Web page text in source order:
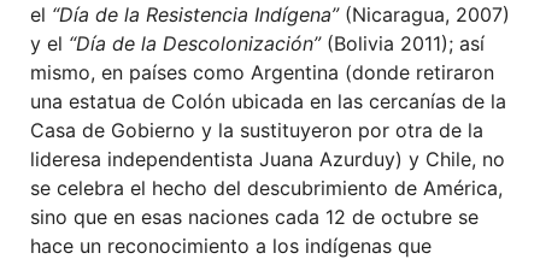
el “Día de la Resistencia Indígena”(Nicaragua, 2007)
y el “Día de la Descolonización”(Bolivia 2011); así
mismo, en países como Argentina (donde retiraron
una estatua de Colón ubicada en las cercanías de la
Casa de Gobierno y la sustituyeron por otra de la
lideresa independentista Juana Azurduy) y Chile, no
se celebra el hecho del descubrimiento de América,
sino que en esas naciones cada 12 de octubre se
hace un reconocimiento a los indígenas que